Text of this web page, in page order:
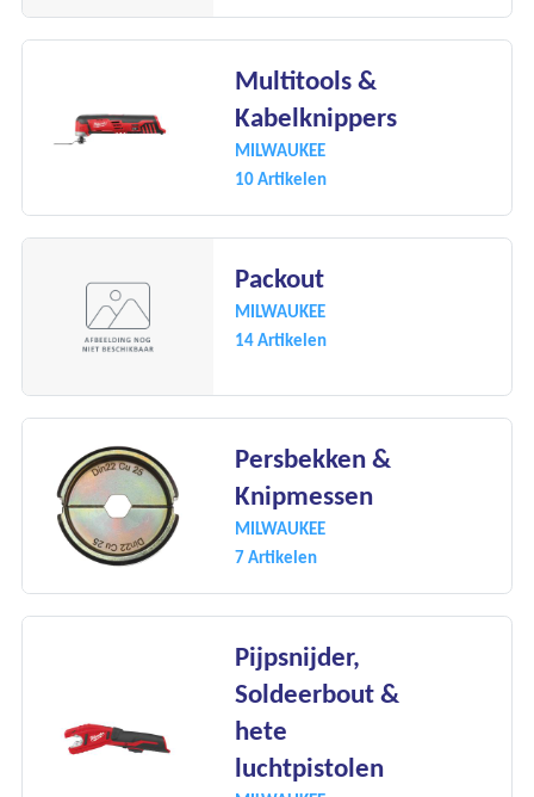
Ons assortiment
Onze merken
Onze diensten
Over Kalkhuis
Contact
Multitools &
Kabelknippers
MILWAUKEE
10 Artikelen
Packout
MILWAUKEE
14 Artikelen
Persbekken &
Knipmessen
MILWAUKEE
7 Artikelen
Pijpsnijder,
Soldeerbout &
hete
luchtpistolen